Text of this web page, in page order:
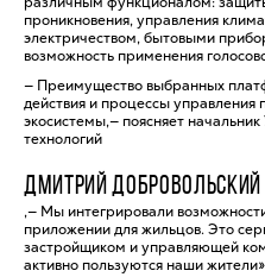
проникновения, управления
электричеством, бытовыми
возможность применения
— Преимущество выбранных
действия и процессы управления
экосистемы,— поясняет
технологий
ДМИТРИЙ ДОБРОВОЛЬСКИЙ
,— Мы интегрировали
приложении для жильцов. Это
застройщиком и управляющей
активно пользуются наши